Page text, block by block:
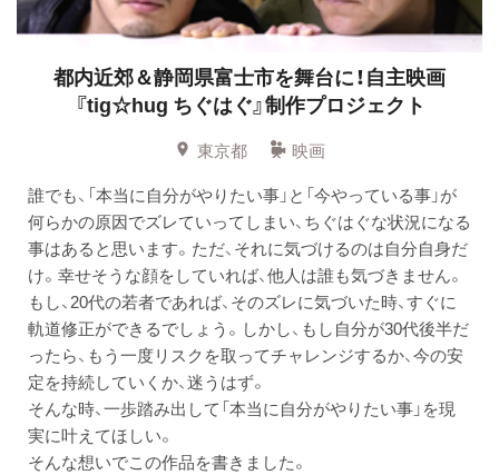
都内近郊＆静岡県富士市を舞台に！自主映画
『tig☆hug ちぐはぐ』制作プロジェクト
東京都
映画
誰でも、「本当に自分がやりたい事」と「今やっている事」が
何らかの原因でズレていってしまい、ちぐはぐな状況になる
事はあると思います。ただ、それに気づけるのは自分自身だ
け。幸せそうな顔をしていれば、他人は誰も気づきません。
もし、20代の若者であれば、そのズレに気づいた時、すぐに
軌道修正ができるでしょう。しかし、もし自分が30代後半だ
ったら、もう一度リスクを取ってチャレンジするか、今の安
定を持続していくか、迷うはず。
そんな時、一歩踏み出して「本当に自分がやりたい事」を現
実に叶えてほしい。
そんな想いでこの作品を書きました。